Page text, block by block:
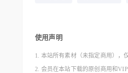
使用声明
1. 本站所有素材（未指定商用），
2. 会员在本站下载的原创商用和